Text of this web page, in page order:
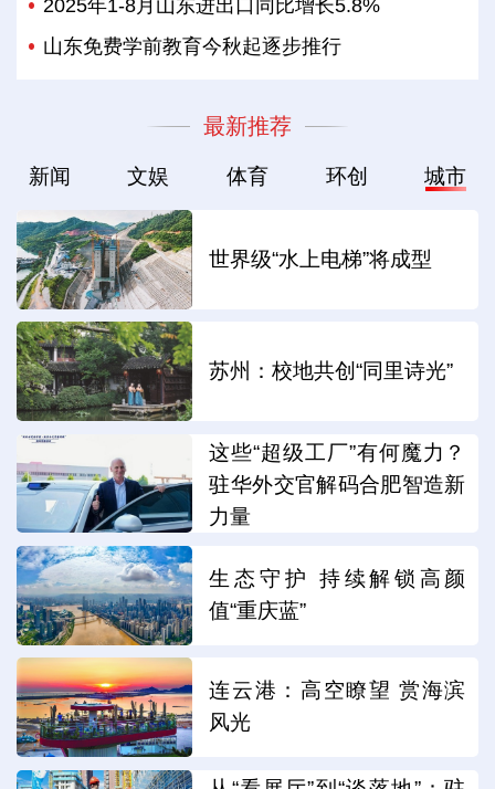
2025年1-8月山东进出口同比增长5.8%
山东免费学前教育今秋起逐步推行
最新推荐
新闻 文娱 体育 环创 城市
世界级“水上电梯”将成型
苏州：校地共创“同里诗光”
这些“超级工厂”有何魔力？
驻华外交官解码合肥智造新
力量
生态守护 持续解锁高颜
值“重庆蓝”
连云港：高空瞭望 赏海滨
风光